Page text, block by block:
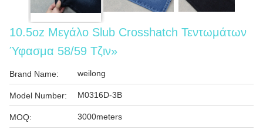
10.5oz Μεγάλο Slub Crosshatch Τεντωμάτων
Ύφασμα 58/59 Τζιν»
Brand Name: weilong
Model Number: M0316D-3B
MOQ: 3000meters